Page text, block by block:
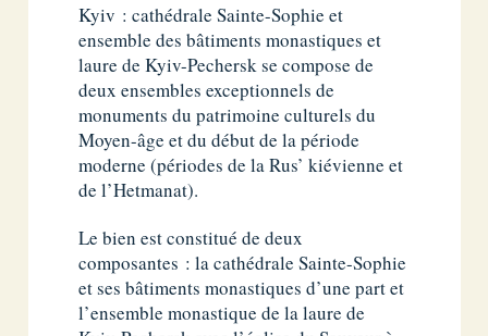
Kyiv : cathédrale Sainte-Sophie et
ensemble des bâtiments monastiques et
laure de Kyiv-Pechersk se compose de
deux ensembles exceptionnels de
monuments du patrimoine culturels du
Moyen-âge et du début de la période
moderne (périodes de la Rus’ kiévienne et
de l’Hetmanat).
Le bien est constitué de deux
composantes : la cathédrale Sainte-Sophie
et ses bâtiments monastiques d’une part et
l’ensemble monastique de la laure de